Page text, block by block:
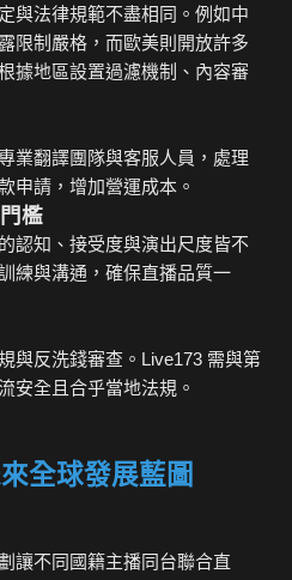
與法律規範不盡相同。例如中
限制嚴格，而歐美則開放許多
據地區設置過濾機制、內容審
業翻譯團隊與客服人員，處理
申請，增加營運成本。
檻
認知、接受度與演出尺度皆不
練與溝通，確保直播品質一
與反洗錢審查。Live173 需與第
安全且合乎當地法規。
全球發展藍圖
讓不同國籍主播同台聯合直